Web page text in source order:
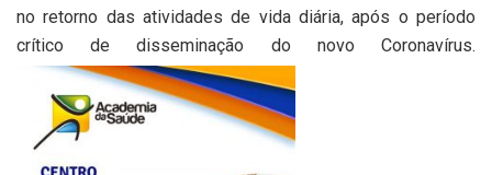
no retorno das atividades de vida diária, após o período
crítico de disseminação do novo Coronavírus.